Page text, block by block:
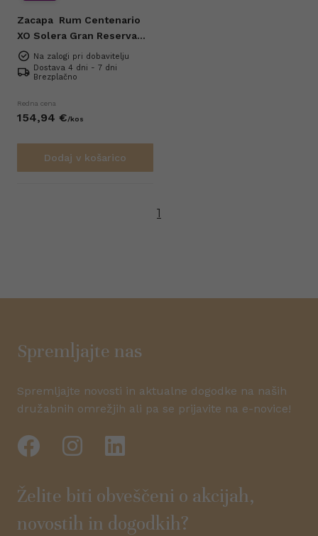
Zacapa Rum Centenario
XO Solera Gran Reserva
Especial 0,7l
Na zalogi pri dobavitelju
Dostava 4 dni - 7 dni
Brezplačno
Redna cena
154,94 €/kos
Dodaj v košarico
1
Spremljajte nas
Spremljajte novosti in aktualne dogodke na naših
družabnih omrežjih ali pa se prijavite na e-novice!
Želite biti obveščeni o akcijah,
novostih in dogodkih?